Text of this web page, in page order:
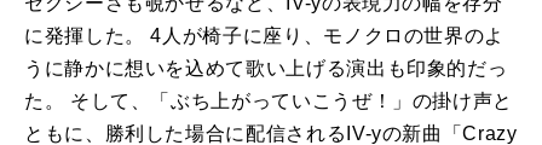
に発揮した。 4人が椅子に座り、モノクロの世界のよ
うに静かに想いを込めて歌い上げる演出も印象的だっ
た。 そして、「ぶち上がっていこうぜ！」の掛け声と
ともに、勝利した場合に配信されるIV-yの新曲「Crazy